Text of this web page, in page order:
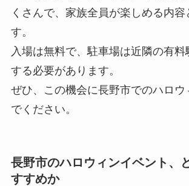
くさんで、家族全員が楽しめる内容
す。
入場は無料で、駐車場は近隣の有料
する必要があります。
ぜひ、この機会に長野市でのハロウ
でください。
長野市のハロウィンイベント、
すすめか